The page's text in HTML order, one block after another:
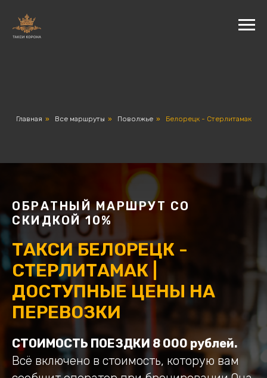
Главная » Все маршруты » Поволжье » Белорецк - Стерлитамак
ОБРАТНЫЙ МАРШРУТ СО
СКИДКОЙ 10%
ТАКСИ БЕЛОРЕЦК -
СТЕРЛИТАМАК |
ДОСТУПНЫЕ ЦЕНЫ НА
ПЕРЕВОЗКИ
СТОИМОСТЬ ПОЕЗДКИ 8 000 рублей.
Всё включено в стоимость, которую вам